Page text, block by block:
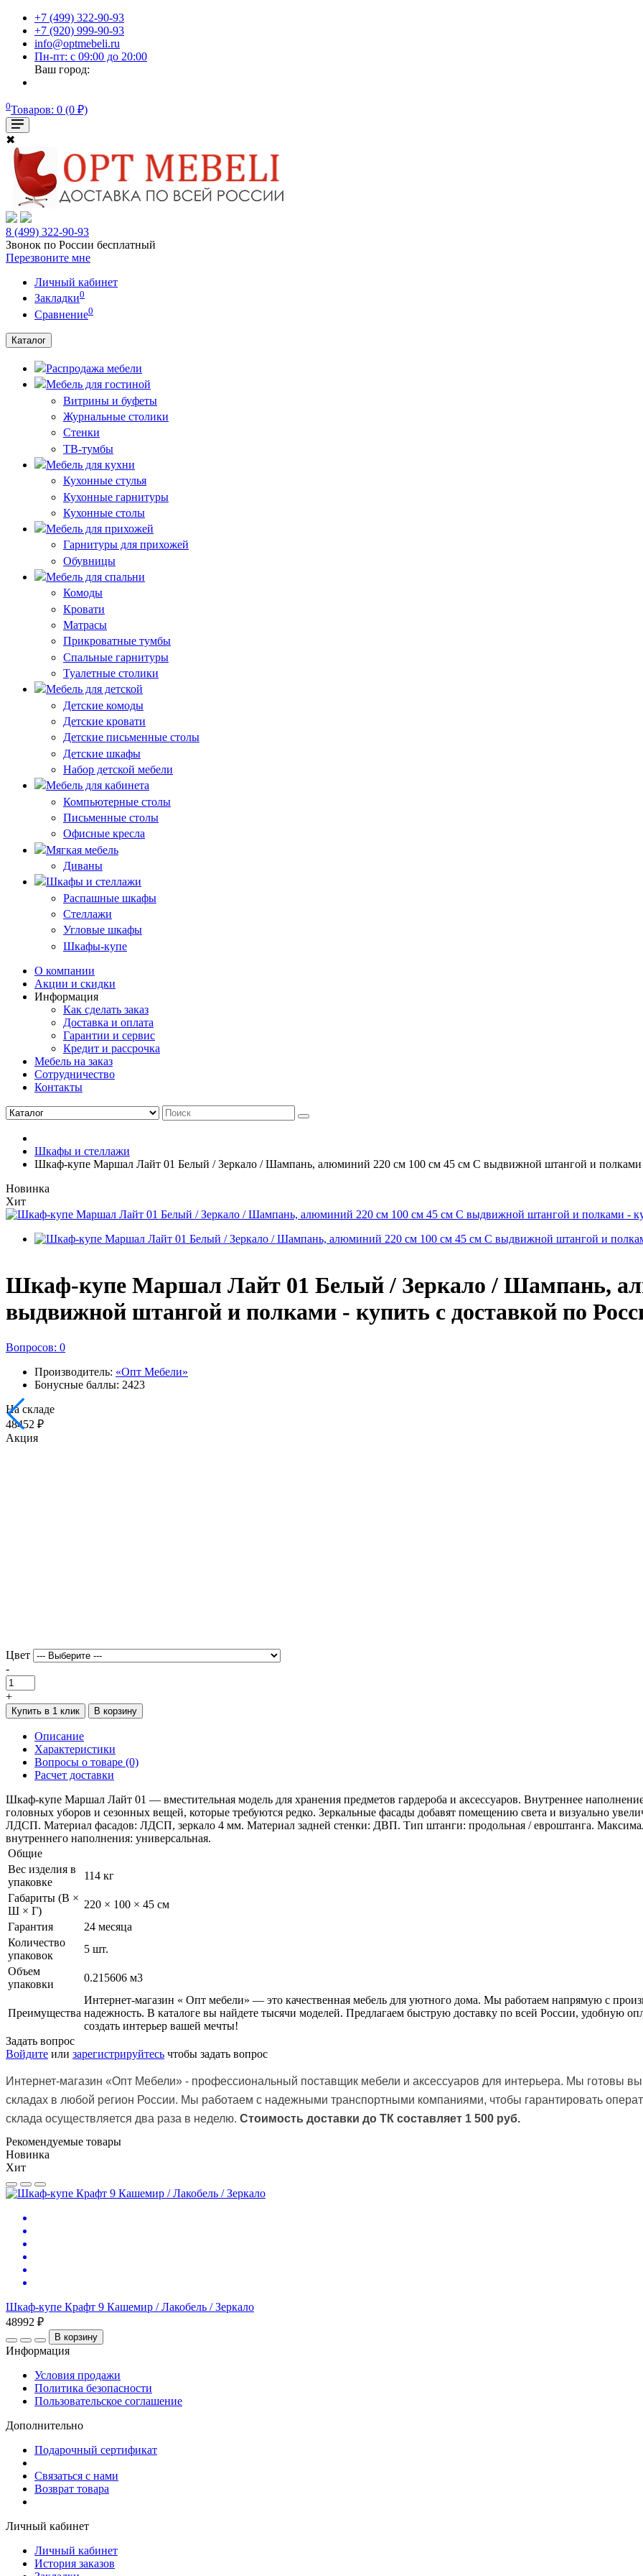
+7 (499) 322-90-93
+7 (920) 999-90-93
info@optmebeli.ru
Пн-пт: с 09:00 до 20:00
Ваш город:
0Товаров: 0 (0 ₽)
✖
8 (499) 322-90-93
Звонок по России бесплатный
Перезвоните мне
Личный кабинет
Закладки0
Сравнение0
Каталог
Распродажа мебели
Мебель для гостиной
Витрины и буфеты
Журнальные столики
Стенки
ТВ-тумбы
Мебель для кухни
Кухонные стулья
Кухонные гарнитуры
Кухонные столы
Мебель для прихожей
Гарнитуры для прихожей
Обувницы
Мебель для спальни
Комоды
Кровати
Матрасы
Прикроватные тумбы
Спальные гарнитуры
Туалетные столики
Мебель для детской
Детские комоды
Детские кровати
Детские письменные столы
Детские шкафы
Набор детской мебели
Мебель для кабинета
Компьютерные столы
Письменные столы
Офисные кресла
Мягкая мебель
Диваны
Шкафы и стеллажи
Распашные шкафы
Стеллажи
Угловые шкафы
Шкафы-купе
О компании
Акции и скидки
Информация
Как сделать заказ
Доставка и оплата
Гарантии и сервис
Кредит и рассрочка
Мебель на заказ
Сотрудничество
Контакты
Шкафы и стеллажи
Шкаф-купе Маршал Лайт 01 Белый / Зеркало / Шампань, алюминий 220 см 100 см 45 см С выдвижной штангой и полками
Новинка
Хит
Шкаф-купе Маршал Лайт 01 Белый / Зеркало / Шампань,
выдвижной штангой и полками - купить с доставкой по
Вопросов: 0
Производитель: «Опт Мебели»
Бонусные баллы: 2423
На складе
48452 ₽
Акция
Цвет
-
+
Купить в 1 клик В корзину
Описание
Характеристики
Вопросы о товаре (0)
Расчет доставки
Шкаф-купе Маршал Лайт 01 — вместительная модель для хранения предметов гардероба и аксессуаров. Внутреннее
головных уборов и сезонных вещей, которые требуются редко. Зеркальные фасады добавят помещению света и визуально
ЛДСП. Материал фасадов: ЛДСП, зеркало 4 мм. Материал задней стенки: ДВП. Тип штанги: продольная / евроштанга.
внутреннего наполнения: универсальная.
Общие
Вес изделия в
упаковке
114 кг
Габариты (В ×
Ш × Г)
220 × 100 × 45 см
Гарантия
24 месяца
Количество
упаковок
5 шт.
Объем
упаковки
0.215606 м3
Преимущества
Интернет-магазин « Опт мебели» — это качественная мебель для уютного дома. Мы работаем напрямую с
надежность. В каталоге вы найдете тысячи моделей. Предлагаем быструю доставку по всей России, удобную
создать интерьер вашей мечты!
Задать вопрос
Войдите или зарегистрируйтесь чтобы задать вопрос
Интернет-магазин «Опт Мебели» - профессиональный поставщик мебели и аксессуаров для интерьера. Мы готовы
складах в любой регион России. Мы работаем с надежными транспортными компаниями, чтобы гарантировать
склада осуществляется два раза в неделю. Стоимость доставки до ТК составляет 1 500 руб.
Рекомендуемые товары
Новинка
Хит
Шкаф-купе Крафт 9 Кашемир / Лакобель / Зеркало
48992 ₽
В корзину
Информация
Условия продажи
Политика безопасности
Пользовательское соглашение
Дополнительно
Подарочный сертификат
Связаться с нами
Возврат товара
Личный кабинет
Личный кабинет
История заказов